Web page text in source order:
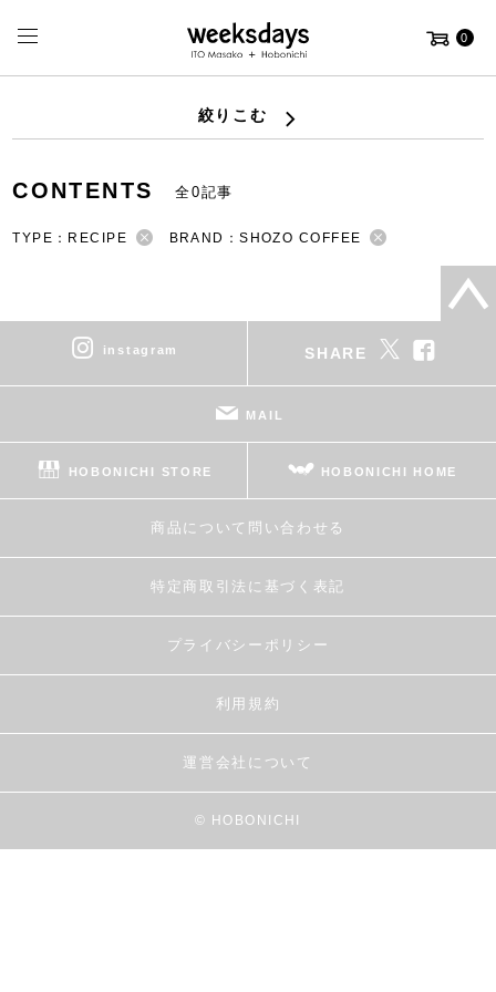
0
絞りこむ
CONTENTS 全0記事
TYPE：RECIPE BRAND：SHOZO COFFEE
instagram SHARE
MAIL
HOBONICHI STORE HOBONICHI HOME
商品について問い合わせる
特定商取引法に基づく表記
プライバシーポリシー
利用規約
運営会社について
© HOBONICHI